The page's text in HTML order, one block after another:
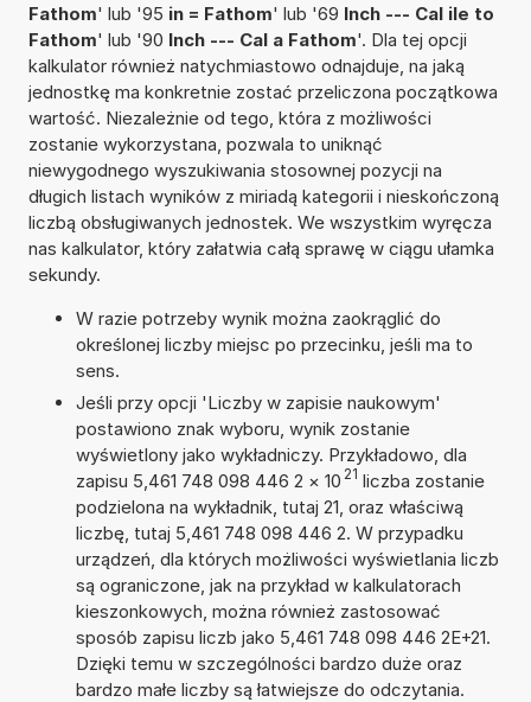
Fathom' lub '95 in = Fathom' lub '69 Inch --- Cal ile to
Fathom' lub '90 Inch --- Cal a Fathom'. Dla tej opcji
kalkulator również natychmiastowo odnajduje, na jaką
jednostkę ma konkretnie zostać przeliczona początkowa
wartość. Niezależnie od tego, która z możliwości
zostanie wykorzystana, pozwala to uniknąć
niewygodnego wyszukiwania stosownej pozycji na
długich listach wyników z miriadą kategorii i nieskończoną
liczbą obsługiwanych jednostek. We wszystkim wyręcza
nas kalkulator, który załatwia całą sprawę w ciągu ułamka
sekundy.
W razie potrzeby wynik można zaokrąglić do
określonej liczby miejsc po przecinku, jeśli ma to
sens.
Jeśli przy opcji 'Liczby w zapisie naukowym'
postawiono znak wyboru, wynik zostanie
wyświetlony jako wykładniczy. Przykładowo, dla
zapisu 5,461 748 098 446 2 × 10 21 liczba zostanie
podzielona na wykładnik, tutaj 21, oraz właściwą
liczbę, tutaj 5,461 748 098 446 2. W przypadku
urządzeń, dla których możliwości wyświetlania liczb
są ograniczone, jak na przykład w kalkulatorach
kieszonkowych, można również zastosować
sposób zapisu liczb jako 5,461 748 098 446 2E+21.
Dzięki temu w szczególności bardzo duże oraz
bardzo małe liczby są łatwiejsze do odczytania.